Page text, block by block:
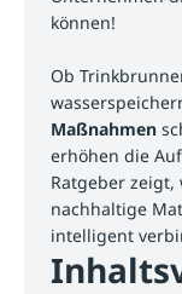
können!
Ob
Maßnahmen
erhöhen die
Ratgeber zeigt,
nachhaltige
intelligent